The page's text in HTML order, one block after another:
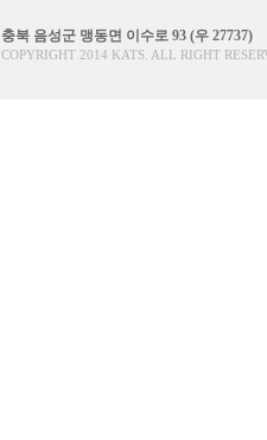
충북 음성군 맹동면 이수로 93 (우 27737)
COPYRIGHT 2014 KATS. ALL RIGHT